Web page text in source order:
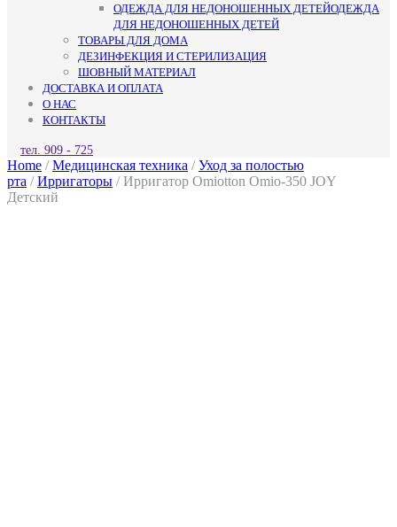
ОДЕЖДА ДЛЯ НЕДОНОШЕННЫХ ДЕТЕЙОДЕЖДА
ДЛЯ НЕДОНОШЕННЫХ ДЕТЕЙ
ТОВАРЫ ДЛЯ ДОМА
ДЕЗИНФЕКЦИЯ И СТЕРИЛИЗАЦИЯ
ШОВНЫЙ МАТЕРИАЛ
ДОСТАВКА И ОПЛАТА
О НАС
КОНТАКТЫ
КНОПКА
ЗАКРЫТЬ
тел. 909 - 725
Home /Медицинская техника /Уход за полостью
рта /Ирригаторы / Ирригатор Omiotton Omio-350 JOY
Детский